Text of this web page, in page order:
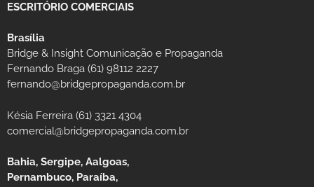
ESCRITÓRIO COMERCIAIS
Brasília
Bridge & Insight Comunicação e Propaganda
Fernando Braga (61) 98112 2227
fernando@bridgepropaganda.com.br
Késia Ferreira (61) 3321 4304
comercial@bridgepropaganda.com.br
Bahia, Sergipe, Aalgoas,
Pernambuco, Paraíba,